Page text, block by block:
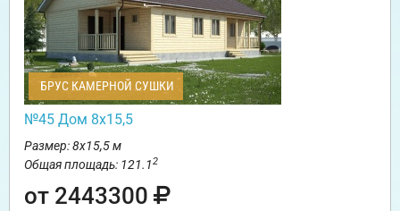
БРУС КАМЕРНОЙ СУШКИ
№45 Дом 8х15,5
Размер: 8х15,5 м
Общая площадь: 121.12
от 2443300